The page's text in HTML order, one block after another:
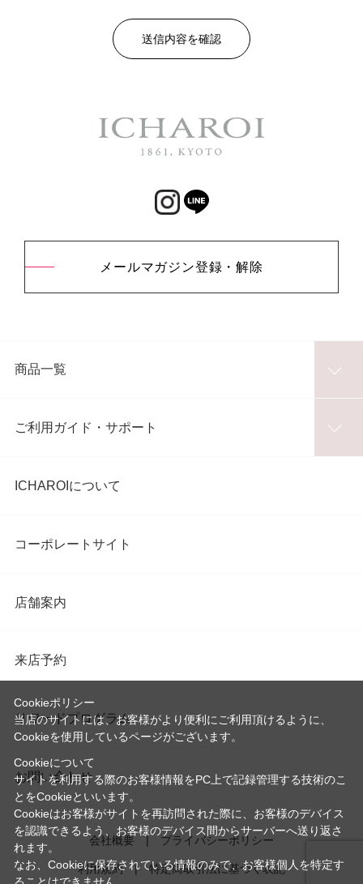
メールマガジン登録・解除
商品一覧
ご利用ガイド・サポート
ICHAROIについて
コーポレートサイト
店舗案内
来店予約
リワードプログラム
お問い合わせ
会社概要 プライバシーポリシー
利用規約 特定商取引法に基づく表記
Cookieポリシー
当店のサイトには、お客様がより便利にご利用頂けるように、
Cookieを使用しているページがございます。
Cookieについて
サイトを利用する際のお客様情報をPC上で記録管理する技術のこ
とをCookieといいます。
Cookieはお客様がサイトを再訪問された際に、お客様のデバイス
を認識できるよう、お客様のデバイス間からサーバーへ送り返さ
れます。
なお、Cookieに保存されている情報のみで、お客様個人を特定す